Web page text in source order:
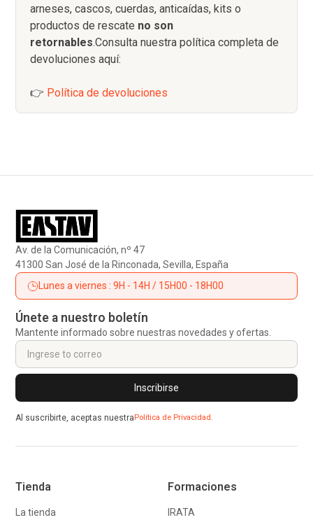
arneses, cascos, cuerdas, anticaídas, kits o
productos de rescate no son
retornables.Consulta nuestra política completa de
devoluciones aquí:
👉 Política de devoluciones
Av. de la Comunicación, nº 47
41300 San José de la Rinconada, Sevilla, España
Lunes a viernes : 9H - 14H / 15H00 - 18H00
Únete a nuestro boletín
Mantente informado sobre nuestras novedades y ofertas.
Al suscribirte, aceptas nuestra Política de Privacidad.
Tienda
La tienda
Formaciones
IRATA